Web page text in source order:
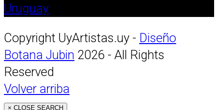
Uruguay
Copyright UyArtistas.uy - Diseño
Botana Jubin 2026 - All Rights
Reserved
Volver arriba
× CLOSE SEARCH